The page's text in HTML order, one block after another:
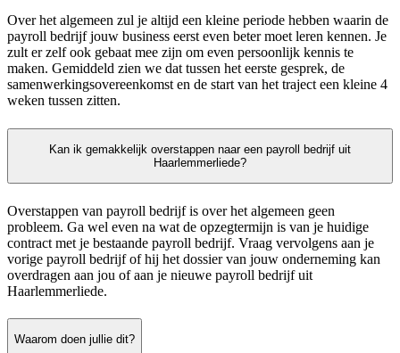
Over het algemeen zul je altijd een kleine periode hebben waarin de
payroll bedrijf jouw business eerst even beter moet leren kennen. Je
zult er zelf ook gebaat mee zijn om even persoonlijk kennis te
maken. Gemiddeld zien we dat tussen het eerste gesprek, de
samenwerkingsovereenkomst en de start van het traject een kleine 4
weken tussen zitten.
Kan ik gemakkelijk overstappen naar een payroll bedrijf uit
Haarlemmerliede?
Overstappen van payroll bedrijf is over het algemeen geen
probleem. Ga wel even na wat de opzegtermijn is van je huidige
contract met je bestaande payroll bedrijf. Vraag vervolgens aan je
vorige payroll bedrijf of hij het dossier van jouw onderneming kan
overdragen aan jou of aan je nieuwe payroll bedrijf uit
Haarlemmerliede.
Waarom doen jullie dit?